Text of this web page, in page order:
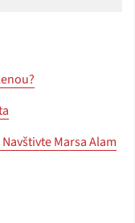
Marsa Alam